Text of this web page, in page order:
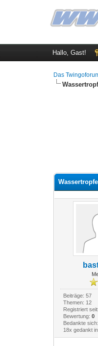
Hallo, Gast!
Das
Beiträge: 57
Themen: 12
Registriert
Bewertung: 0
Bedankte
18x gedankt